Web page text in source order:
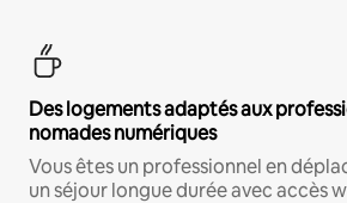
Des logements adaptés aux
nomades numériques
Vous êtes un professionnel en
un séjour longue durée avec accès